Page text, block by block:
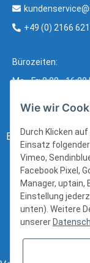
+49 (0) 2166
Bürozeiten:
Mo - Fr: 8:00 - 16:00
Bezahlung:
Wie wir
Durch Klicken
Einsatz
Vimeo,
Facebook Pixel,
Manager, uptain,
Einstellung
unten). Weitere
unserer